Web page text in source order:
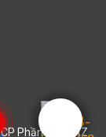
Phần Mềm AZ